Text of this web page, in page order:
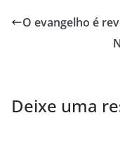
O evangelho é
Deixe uma